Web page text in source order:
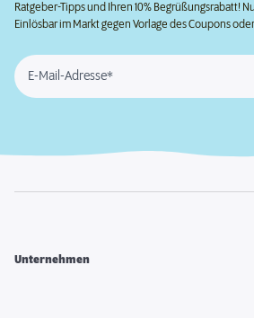
Ratgeber-Tipps und Ihren 10% Begrüßungsrabatt!
Einlösbar im Markt gegen Vorlage des Coupons
E-Mail-Adresse*
Unternehmen